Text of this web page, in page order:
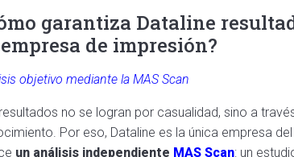
garantiza Dataline
de impresión?
objetivo mediante la MAS Scan
no se logran por casualidad, sino a
Por eso, Dataline es la única empresa
un análisis independiente MAS Scan: un